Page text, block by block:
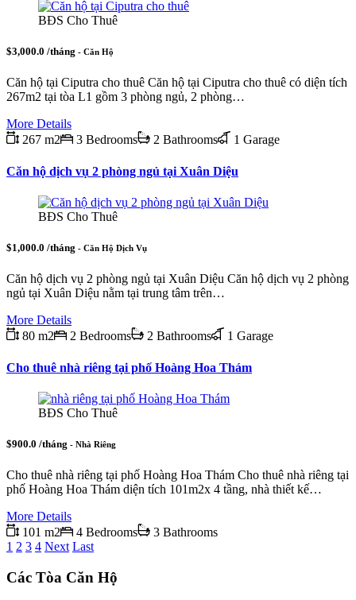
BĐS Cho Thuê
$3,000.0 /tháng - Căn Hộ
Căn hộ tại Ciputra cho thuê Căn hộ tại Ciputra cho thuê có diện tích
267m2 tại tòa L1 gồm 3 phòng ngủ, 2 phòng…
More Details
267 m2
3 Bedrooms 2 Bathrooms 1 Garage
Căn hộ dịch vụ 2 phòng ngủ tại Xuân Diệu
BĐS Cho Thuê
$1,000.0 /tháng - Căn Hộ Dịch Vụ
Căn hộ dịch vụ 2 phòng ngủ tại Xuân Diệu Căn hộ dịch vụ 2 phòng
ngủ tại Xuân Diệu nằm tại trung tâm trên…
More Details
80 m2
2 Bedrooms 2 Bathrooms 1 Garage
Cho thuê nhà riêng tại phố Hoàng Hoa Thám
BĐS Cho Thuê
$900.0 /tháng - Nhà Riêng
Cho thuê nhà riêng tại phố Hoàng Hoa Thám Cho thuê nhà riêng tại
phố Hoàng Hoa Thám diện tích 101m2x 4 tầng, nhà thiết kế…
More Details
101 m2
4 Bedrooms
3 Bathrooms
1 2 3 4 Next Last
Các Tòa Căn Hộ